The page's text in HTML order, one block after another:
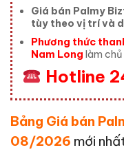
Giá bán Palmy
tùy theo vị trí và
Phương thức
Nam Long làm
Hotline
Bảng Giá bán
08/2026 mới